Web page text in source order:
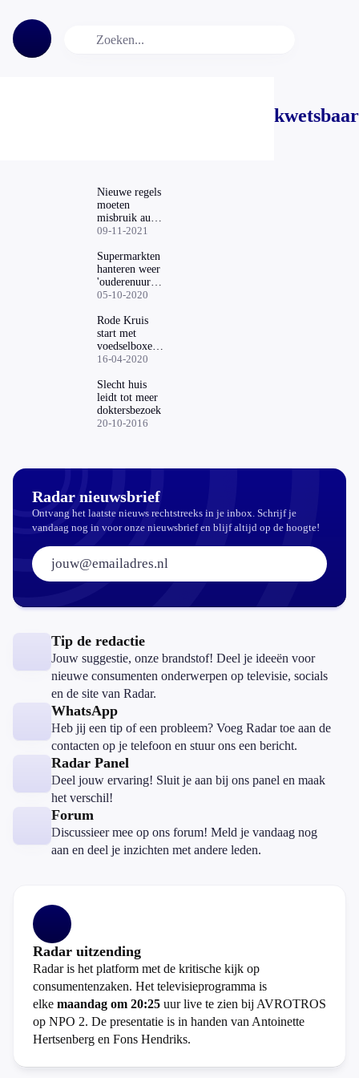
kwetsbaar
Nieuwe regels
moeten
misbruik au
pairs
09-11-2021
Supermarkten
hanteren weer
'ouderenuurtje'
vanaf vandaag
05-10-2020
Rode Kruis
start met
voedselboxen
voor mensen
problemen
zitten door
corona
16-04-2020
Slecht huis
leidt tot meer
doktersbezoek
20-10-2016
Radar nieuwsbrief
Ontvang het laatste nieuws rechtstreeks in je inbox. Schrijf je
vandaag nog in voor onze nieuwsbrief en blijf altijd op de hoogte!
E-mailadres:
Tip de redactie
Jouw suggestie, onze brandstof! Deel je ideeën voor
nieuwe consumenten onderwerpen op televisie, socials
en de site van Radar.
WhatsApp
Heb jij een tip of een probleem? Voeg Radar toe aan de
contacten op je telefoon en stuur ons een bericht.
Radar Panel
Deel jouw ervaring! Sluit je aan bij ons panel en maak
het verschil!
Forum
Discussieer mee op ons forum! Meld je vandaag nog
aan en deel je inzichten met andere leden.
Radar uitzending
Radar is het platform met de kritische kijk op
consumentenzaken. Het televisieprogramma is
elke maandag om 20:25 uur live te zien bij AVROTROS
op NPO 2. De presentatie is in handen van Antoinette
Hertsenberg en Fons Hendriks.